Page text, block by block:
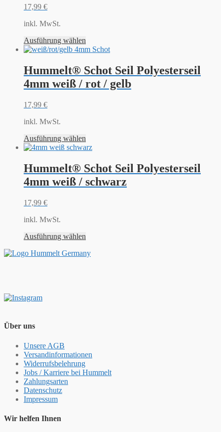
17,99 €
inkl. MwSt.
Ausführung wählen
Hummelt® Schot Seil Polyesterseil
4mm weiß / rot / gelb
17,99 €
inkl. MwSt.
Ausführung wählen
Hummelt® Schot Seil Polyesterseil
4mm weiß / schwarz
17,99 €
inkl. MwSt.
Ausführung wählen
Über uns
Unsere AGB
Versandinformationen
Widerrufsbelehrung
Jobs / Karriere bei Hummelt
Zahlungsarten
Datenschutz
Impressum
Wir helfen Ihnen